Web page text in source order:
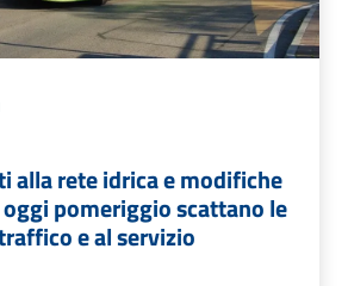
alla rete idrica e modifiche
pomeriggio scattano le
e al servizio